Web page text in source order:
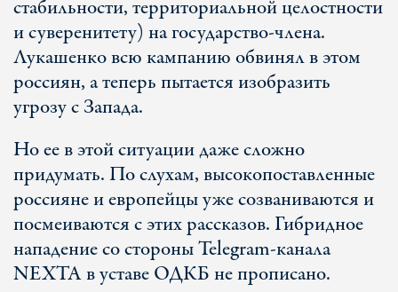
стабильности, территориальной целостности
и суверенитету) на государство-члена.
Лукашенко всю кампанию обвинял в этом
россиян, а теперь пытается изобразить
угрозу с Запада.
Но ее в этой ситуации даже сложно
придумать. По слухам, высокопоставленные
россияне и европейцы уже созваниваются и
посмеиваются с этих рассказов. Гибридное
нападение со стороны Telegram-канала
NEXTA в уставе ОДКБ не прописано.